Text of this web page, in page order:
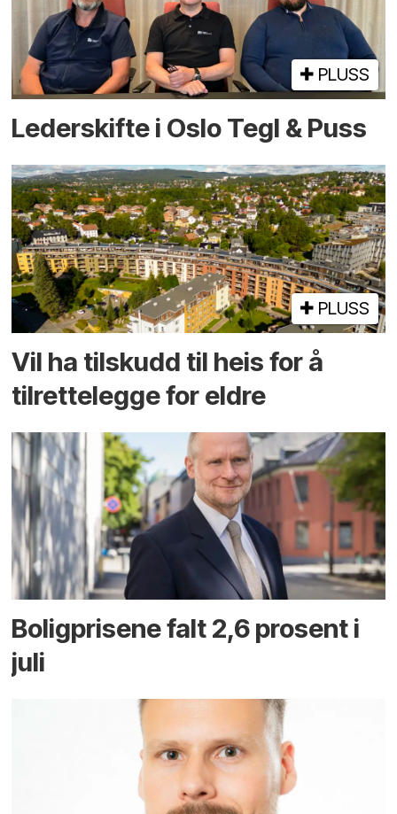
PLUSS
Lederskifte i Oslo Tegl & Puss
PLUSS
Vil ha tilskudd til heis for å
tilrettelegge for eldre
Boligprisene falt 2,6 prosent i
juli